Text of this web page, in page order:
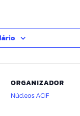
ORGANIZADOR
Núcleos ACIF